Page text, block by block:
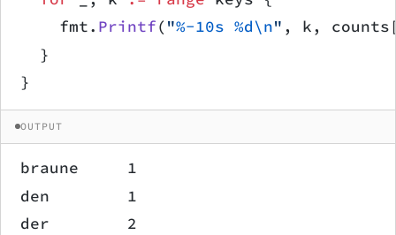
		fmt.
Printf( "%-10s %d\n" , k,
	}
}
OUTPUT
braune     1
den        1
der        2